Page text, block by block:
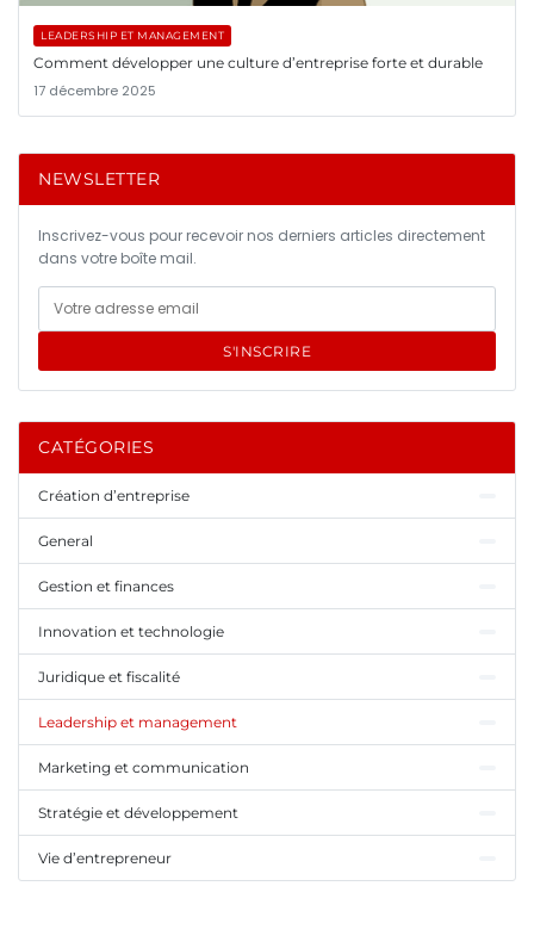
LEADERSHIP ET MANAGEMENT
Comment développer une culture d’entreprise forte et durable
17 décembre 2025
NEWSLETTER
Inscrivez-vous pour recevoir nos derniers articles directement
dans votre boîte mail.
S'INSCRIRE
CATÉGORIES
Création d’entreprise
General
Gestion et finances
Innovation et technologie
Juridique et fiscalité
Leadership et management
Marketing et communication
Stratégie et développement
Vie d’entrepreneur